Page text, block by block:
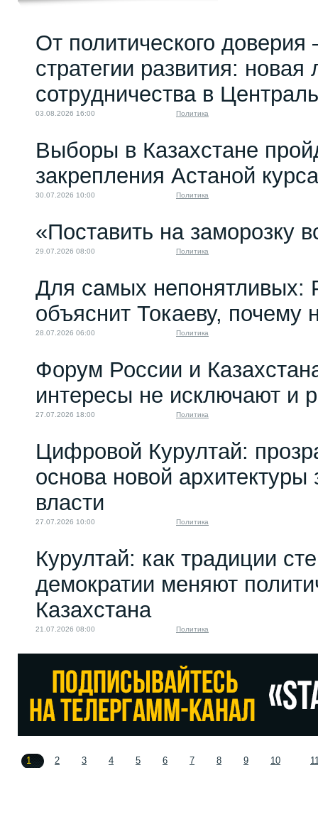
сотрудничество...
От политического
стратегии развития: новая
сотрудничества в
03.08.2026 16:00 Политика
Выборы в Казахстане
закрепления Астаной
30.07.2026 10:00 Политика
«Поставить на заморозку
29.07.2026 08:00 Политика
Для самых непонятливых:
объяснит Токаеву,
28.07.2026 06:00 Политика
Форум России и
интересы не исключают и
27.07.2026 18:00 Политика
Цифровой Курултай:
основа новой архитектуры
власти
27.07.2026 10:00 Политика
Курултай: как традиции
демократии меняют
Казахстана
21.07.2026 08:00 Политика
1 2 3 4 5 6 7 8 9 10